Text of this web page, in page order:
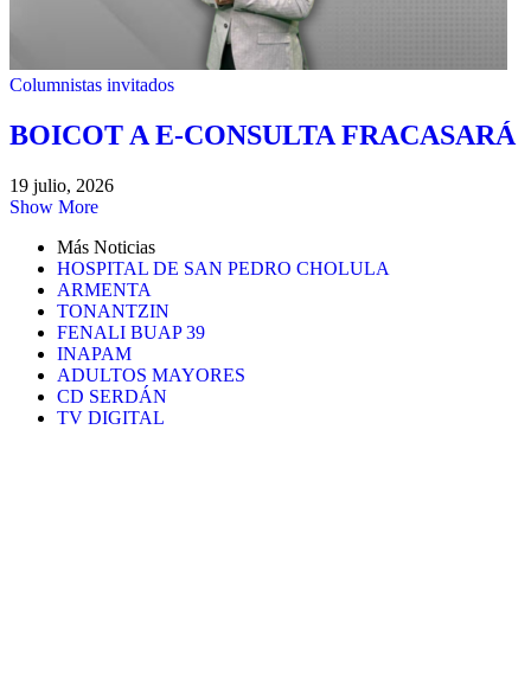
Columnistas invitados
BOICOT A E-CONSULTA FRACASARÁ
19 julio, 2026
Show More
Más Noticias
HOSPITAL DE SAN PEDRO CHOLULA
ARMENTA
TONANTZIN
FENALI BUAP 39
INAPAM
ADULTOS MAYORES
CD SERDÁN
TV DIGITAL